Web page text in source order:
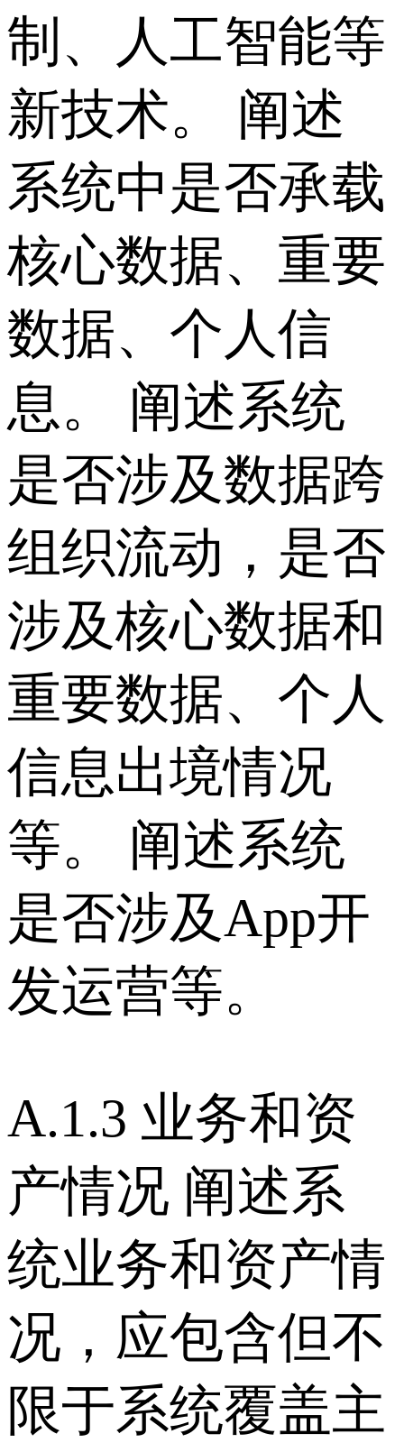
制、人工智能等
新技术。 阐述
系统中是否承载
核心数据、重要
数据、个人信
息。 阐述系统
是否涉及数据跨
组织流动，是否
涉及核心数据和
重要数据、个人
信息出境情况
等。 阐述系统
是否涉及App开
发运营等。
A.1.3 业务和资
产情况 阐述系
统业务和资产情
况，应包含但不
限于系统覆盖主